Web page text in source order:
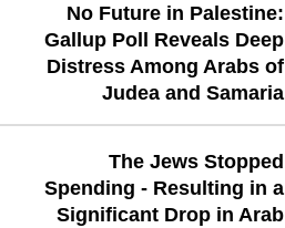
No Future in Palestine:
Gallup Poll Reveals Deep
Distress Among Arabs of
Judea and Samaria
The Jews Stopped
Spending - Resulting in a
Significant Drop in Arab